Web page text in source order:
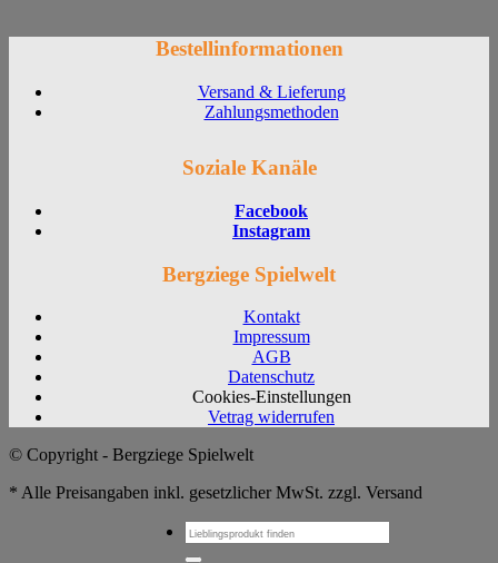
Bestellinformationen
Versand & Lieferung
Zahlungsmethoden
Soziale Kanäle
Facebook
Instagram
Bergziege Spielwelt
Kontakt
Impressum
AGB
Datenschutz
Cookies-Einstellungen
Vetrag widerrufen
© Copyright - Bergziege Spielwelt
* Alle Preisangaben inkl. gesetzlicher MwSt. zzgl. Versand
Suchen
nach: